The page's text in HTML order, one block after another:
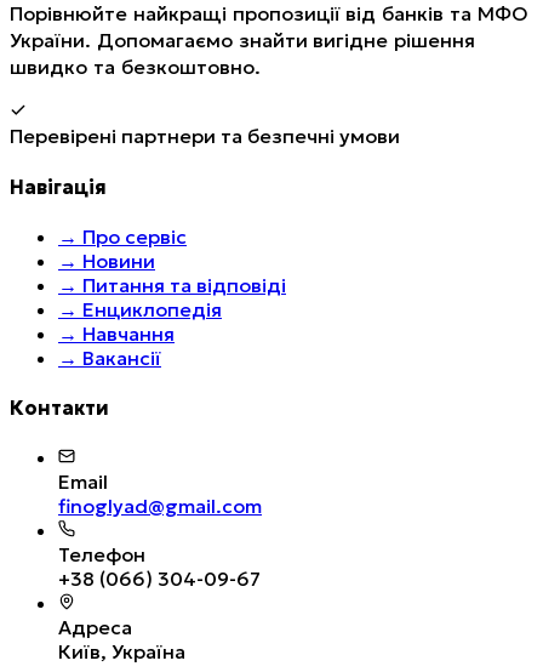
Порівнюйте найкращі пропозиції від банків та МФО
України. Допомагаємо знайти вигідне рішення
швидко та безкоштовно.
Перевірені партнери та безпечні умови
Навігація
→ Про сервіс
→ Новини
→ Питання та відповіді
→ Енциклопедія
→ Навчання
→ Вакансії
Контакти
Email
finoglyad@gmail.com
Телефон
+38 (066) 304-09-67
Адреса
Київ, Україна